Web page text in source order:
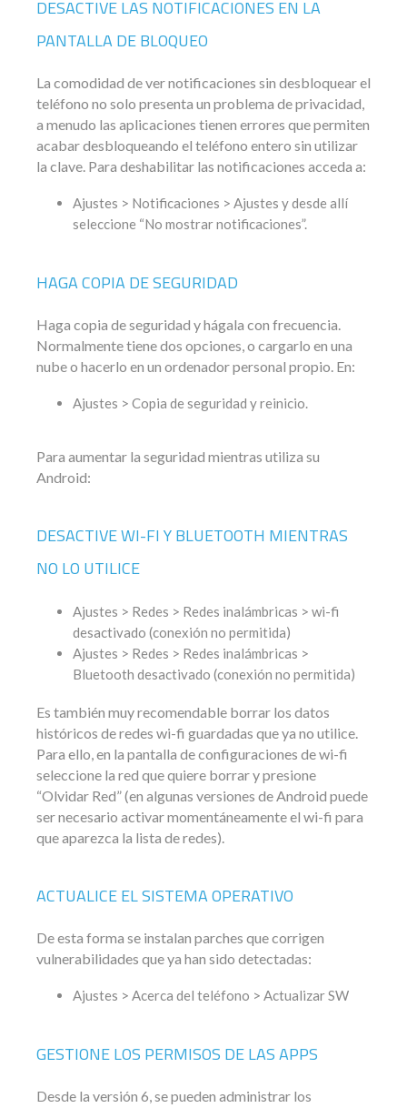
DESACTIVE LAS NOTIFICACIONES EN LA
PANTALLA DE BLOQUEO
La comodidad de ver notificaciones sin desbloquear el
teléfono no solo presenta un problema de privacidad,
a menudo las aplicaciones tienen errores que permiten
acabar desbloqueando el teléfono entero sin utilizar
la clave. Para deshabilitar las notificaciones acceda a:
Ajustes > Notificaciones > Ajustes y desde allí
seleccione “No mostrar notificaciones”.
HAGA COPIA DE SEGURIDAD
Haga copia de seguridad y hágala con frecuencia.
Normalmente tiene dos opciones, o cargarlo en una
nube o hacerlo en un ordenador personal propio. En:
Ajustes > Copia de seguridad y reinicio.
Para aumentar la seguridad mientras utiliza su
Android:
DESACTIVE WI-FI Y BLUETOOTH MIENTRAS
NO LO UTILICE
Ajustes > Redes > Redes inalámbricas > wi-fi
desactivado (conexión no permitida)
Ajustes > Redes > Redes inalámbricas >
Bluetooth desactivado (conexión no permitida)
Es también muy recomendable borrar los datos
históricos de redes wi-fi guardadas que ya no utilice.
Para ello, en la pantalla de configuraciones de wi-fi
seleccione la red que quiere borrar y presione
“Olvidar Red” (en algunas versiones de Android puede
ser necesario activar momentáneamente el wi-fi para
que aparezca la lista de redes).
ACTUALICE EL SISTEMA OPERATIVO
De esta forma se instalan parches que corrigen
vulnerabilidades que ya han sido detectadas:
Ajustes > Acerca del teléfono > Actualizar SW
GESTIONE LOS PERMISOS DE LAS APPS
Desde la versión 6, se pueden administrar los